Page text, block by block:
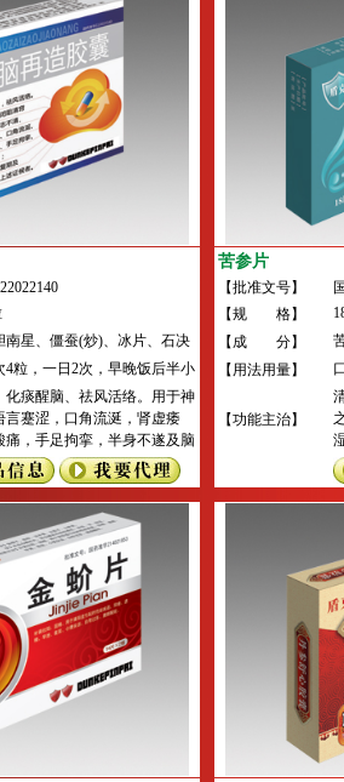
南星、僵蚕(炒)、冰片、石决
腐制)、地龙、天麻、猪牙
4粒，一日2次，早晚饭后半小
遵医嘱。
化痰醒脑、祛风活络。用于神
言蹇涩，口角流涎，肾虚痿
痛，手足拘挛，半身不遂及脑
恢复期和后遗症。
苦参片
【批准文号】
【规 格】
【成 分】
【用法用量】
【功能主治】